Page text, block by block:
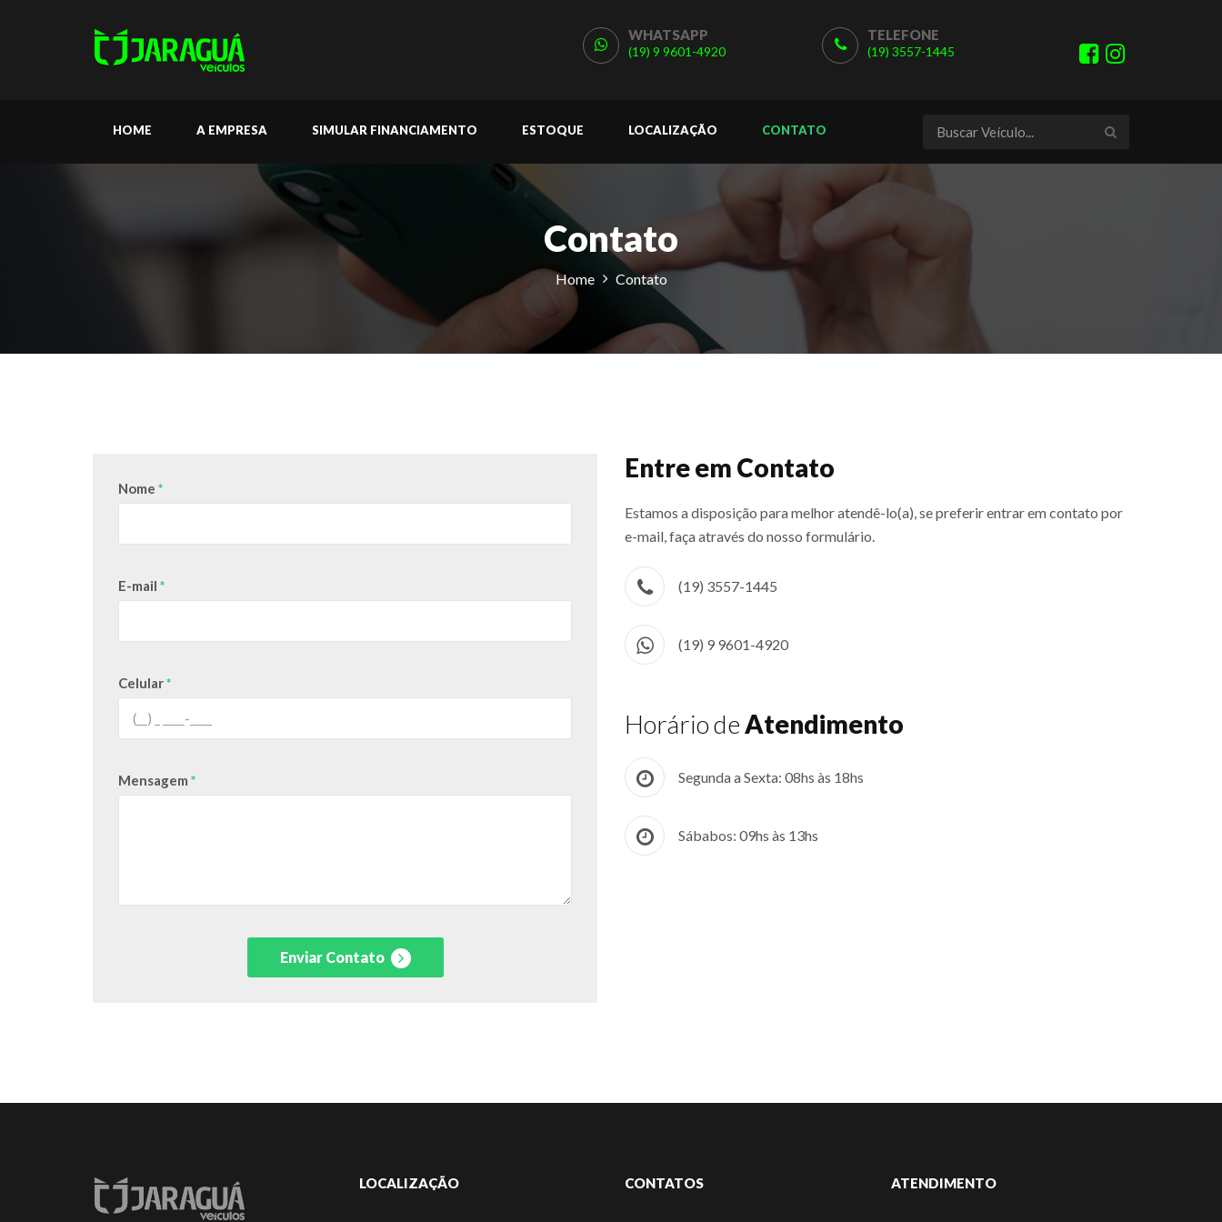
WHATSAPP
(19) 9 9601-4920
TELEFONE
(19) 3557-1445
HOME A EMPRESA SIMULAR FINANCIAMENTO ESTOQUE LOCALIZAÇÃO CONTATO
Contato
Home Contato
Nome *
E-mail *
Celular*
Mensagem *
Enviar Contato
Entre em Contato
Estamos a disposição para melhor atendê-lo(a), se preferir entrar em contato por
e-mail, faça através do nosso formulário.
(19) 3557-1445
(19) 9 9601-4920
Horário deAtendimento
Segunda a Sexta: 08hs às 18hs
Sábabos: 09hs às 13hs
LOCALIZAÇÃO CONTATOS ATENDIMENTO